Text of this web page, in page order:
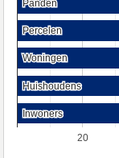
20
Panden
Panden
Percelen
Percelen
Woningen
Woningen
Huishoudens
Huishoudens
Inwoners
Inwoners